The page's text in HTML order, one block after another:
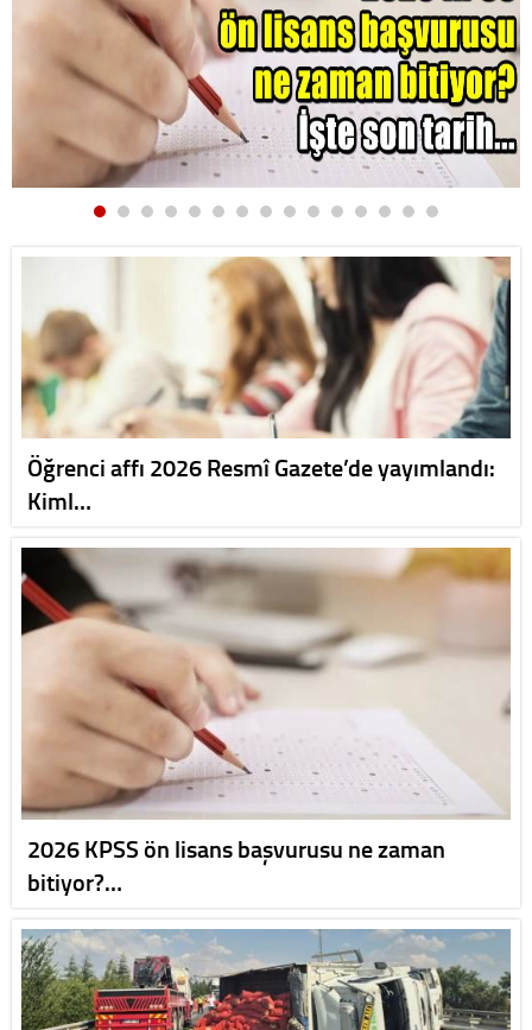
Öğrenci affı 2026 Resmî Gazete’de yayımlandı:
Kiml…
2026 KPSS ön lisans başvurusu ne zaman
bitiyor?…